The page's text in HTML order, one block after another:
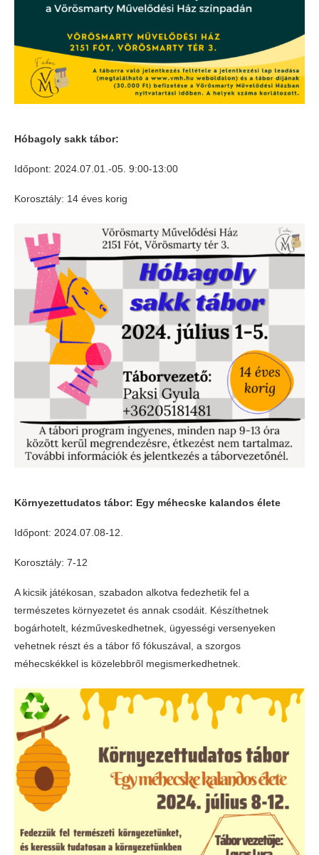
Hóbagoly sakk tábor:
Időpont: 2024.07.01.-05. 9:00-13:00
Korosztály: 14 éves korig
Környezettudatos tábor: Egy méhecske kalandos élete
Időpont: 2024.07.08-12.
Korosztály: 7-12
A kicsik játékosan, szabadon alkotva fedezhetik fel a
természetes környezetet és annak csodáit. Készíthetnek
bogárhotelt, kézműveskedhetnek, ügyességi versenyeken
vehetnek részt és a tábor fő fókuszával, a szorgos
méhecskékkel is közelebbről megismerkedhetnek.